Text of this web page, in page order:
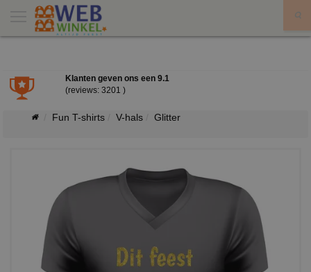
Klanten geven ons een 9.1
(reviews: 3201 )
Fun T-shirts V-hals Glitter